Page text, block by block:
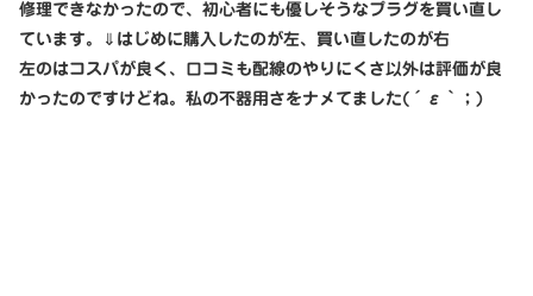
修理できなかったので、初心者にも優しそうなプラグを買い直し
ています。⇓はじめに購入したのが左、買い直したのが右
左のはコスパが良く、口コミも配線のやりにくさ以外は評価が良
かったのですけどね。私の不器用さをナメてました(´ε｀；)